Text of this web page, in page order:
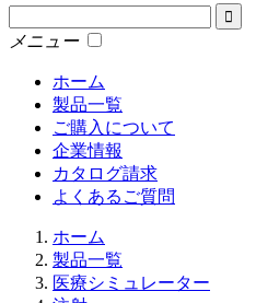
メニュー
ホーム
製品一覧
ご購入について
企業情報
カタログ請求
よくあるご質問
ホーム
製品一覧
医療シミュレーター